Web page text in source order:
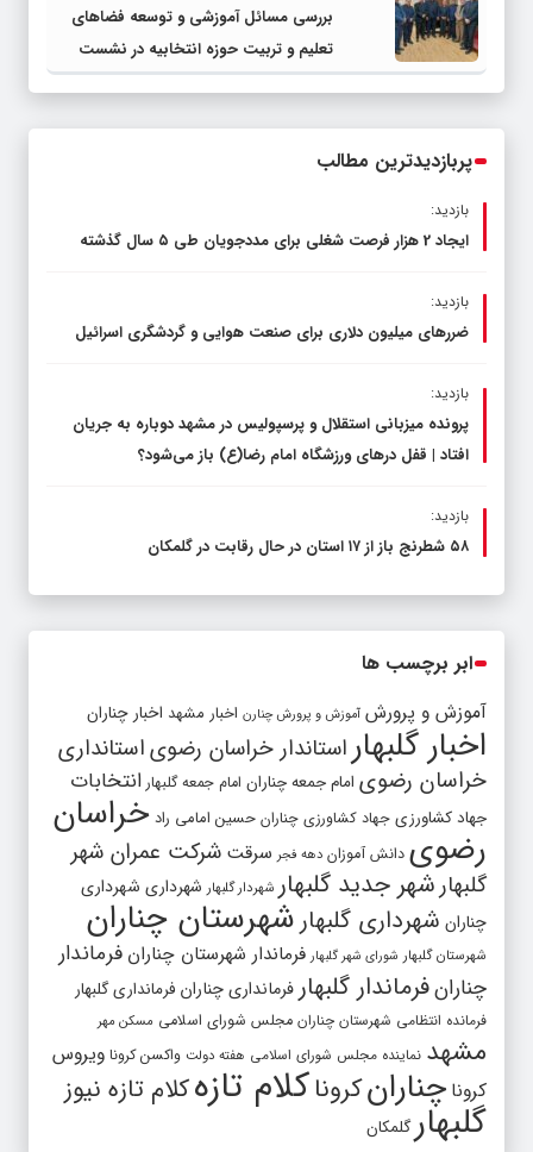
بررسی مسائل آموزشی و توسعه فضاهای
تعلیم و تربیت حوزه انتخابیه در نشست
مشترک عضو کمیسیون آموزش مجلس با
پربازدیدترین مطالب
بازدید:
ایجاد 2 هزار فرصت شغلی برای مددجویان طی ۵ سال گذشته
بازدید:
ضررهای میلیون دلاری برای صنعت هوایی و گردشگری اسرائیل
بازدید:
پرونده میزبانی استقلال و پرسپولیس در مشهد دوباره به جریان
افتاد | قفل در‌های ورزشگاه امام رضا(ع) باز می‌شود؟
بازدید:
۵۸ شطرنج‌ باز از ۱۷ استان در حال رقابت در گلمکان
ابر برچسب ها
آموزش و پرورش آموزش و پرورش چنارن اخبار مشهد اخبار چناران
اخبار گلبهار استاندار خراسان رضویاستانداری
خراسان رضوی امام جمعه چناران امام جمعه گلبهار انتخابات
جهاد کشاورزی جهاد کشاورزی چناران حسین امامی راد خراسان
رضوی دانش آموزان دهه فجر سرقت شرکت عمران شهر
گلبهارشهر جدید گلبهار شهردار گلبهار شهرداری شهرداری
چناران شهرداری گلبهارشهرستان چناران
شهرستان گلبهار شورای شهر گلبهار فرماندار شهرستان چناران فرماندار
چنارانفرماندار گلبهار فرمانداری چناران فرمانداری گلبهار
فرمانده انتظامی شهرستان چناران مجلس شورای اسلامی مسکن مهر
مشهد نماینده مجلس شورای اسلامی هفته دولت واکسن کرونا ویروس
کرونا چنارانکروناکلام تازهکلام تازه نیوز
گلبهارگلمکان